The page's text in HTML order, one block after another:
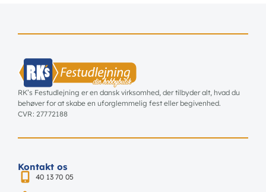
RK’s Festudlejning er en dansk virksomhed, der tilbyder alt, hvad du
behøver for at skabe en uforglemmelig fest eller begivenhed.
CVR: 27772188
Kontakt os
40 13 70 05